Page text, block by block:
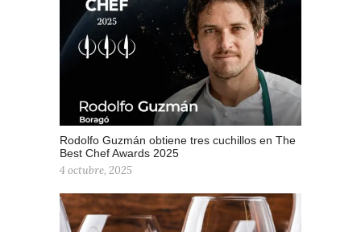
Rodolfo Guzmán obtiene tres cuchillos en The
Best Chef Awards 2025
4 octubre, 2025